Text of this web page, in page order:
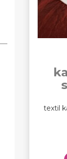
textil